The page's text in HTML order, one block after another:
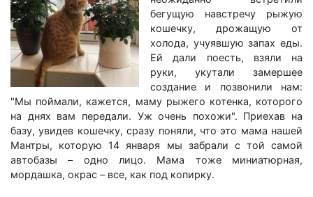
бегущую навстречу рыжую
кошечку, дрожащую от
холода, учуявшую запах еды.
Ей дали поесть, взяли на
руки, укутали замершее
создание и позвонили нам:
"Мы поймали, кажется, маму рыжего котенка, которого
на днях вам передали. Уж очень похожи". Приехав на
базу, увидев кошечку, сразу поняли, что это мама нашей
Мантры, которую 14 января мы забрали с той самой
автобазы – одно лицо. Мама тоже миниатюрная,
мордашка, окрас – все, как под копирку.